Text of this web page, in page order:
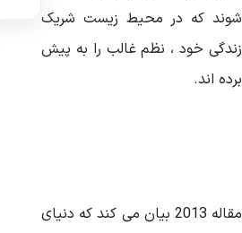
که در محیط زیست شریک
خود ، نظم غالب را به پیش
اند.
مقاله 2013 بیان می کند که دنیای